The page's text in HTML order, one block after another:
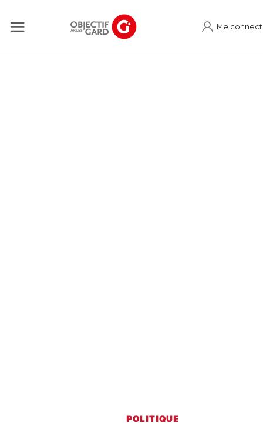
Me
POLITIQUE